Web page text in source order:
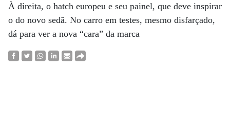
À direita, o hatch europeu e seu painel, que deve inspirar
o do novo sedã. No carro em testes, mesmo disfarçado,
dá para ver a nova “cara” da marca